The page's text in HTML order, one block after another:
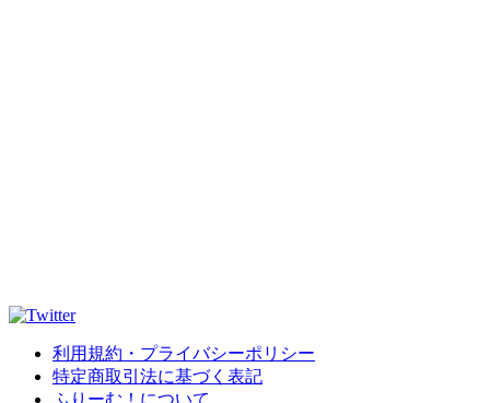
利用規約・プライバシーポリシー
特定商取引法に基づく表記
ふりーむ！について